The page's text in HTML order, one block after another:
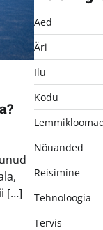
[…]
Aed
Äri
Ilu
Kodu
Nõuanded
Reisimine
Tehnoloogia
Tervis